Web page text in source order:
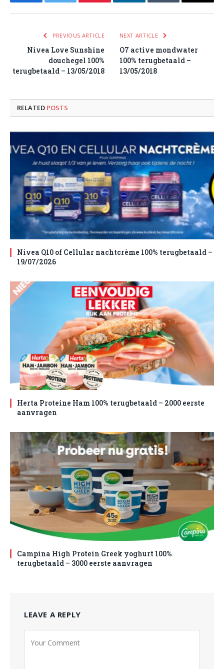
PREVIOUS ARTICLE
Nivea Love Sunshine
douchegel 100%
terugbetaald – 13/05/2018
NEXT ARTICLE
O7 active mondwater
100% terugbetaald –
13/05/2018
RELATED POSTS
Nivea Q10 of Cellular nachtcrème 100% terugbetaald –
19/07/2026
Herta Proteine Ham 100% terugbetaald – 2000 eerste
aanvragen
Campina High Protein Greek yoghurt 100%
terugbetaald – 3000 eerste aanvragen
LEAVE A REPLY